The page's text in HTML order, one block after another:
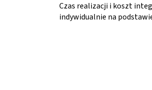
Czas realizacji i koszt
indywidualnie na